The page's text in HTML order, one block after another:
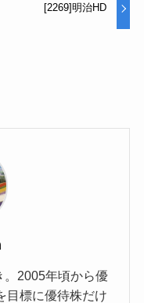
[2269]明治HD
。2005年頃から優
目標に優待株だけ